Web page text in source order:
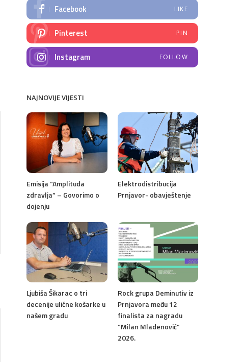
Facebook LIKE
Pinterest PIN
Instagram FOLLOW
NAJNOVIJE VIJESTI
Emisija “Amplituda
zdravlja” – Govorimo o
dojenju
Elektrodistribucija
Prnjavor- obavještenje
Ljubiša Šikarac o tri
decenije ulične košarke u
našem gradu
Rock grupa Deminutiv iz
Prnjavora među 12
finalista za nagradu
“Milan Mladenović”
2026.